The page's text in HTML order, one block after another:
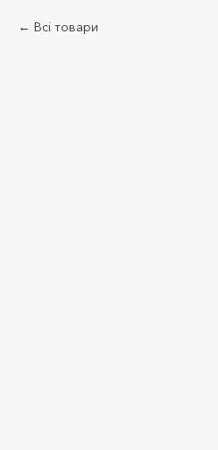
Всі товари